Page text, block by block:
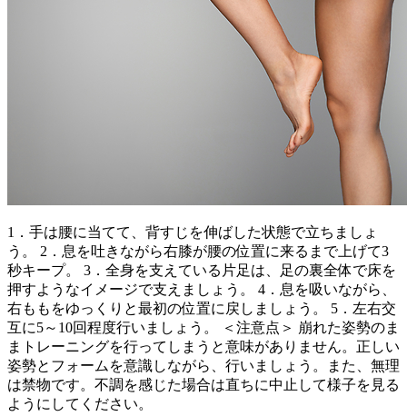
1．手は腰に当てて、背すじを伸ばした状態で立ちましょ
う。 2．息を吐きながら右膝が腰の位置に来るまで上げて3
秒キープ。 3．全身を支えている片足は、足の裏全体で床を
押すようなイメージで支えましょう。 4．息を吸いながら、
右ももをゆっくりと最初の位置に戻しましょう。 5．左右交
互に5～10回程度行いましょう。 ＜注意点＞ 崩れた姿勢のま
まトレーニングを行ってしまうと意味がありません。正しい
姿勢とフォームを意識しながら、行いましょう。また、無理
は禁物です。不調を感じた場合は直ちに中止して様子を見る
ようにしてください。